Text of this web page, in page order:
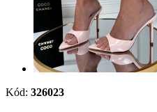
Kód: 326023